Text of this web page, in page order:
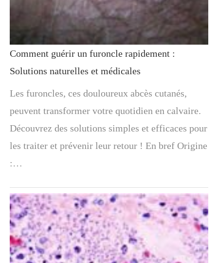
Comment guérir un furoncle rapidement :
Solutions naturelles et médicales
Les furoncles, ces douloureux abcès cutanés,
peuvent transformer votre quotidien en calvaire.
Découvrez des solutions simples et efficaces pour
les traiter et prévenir leur retour ! En bref Origine
:…